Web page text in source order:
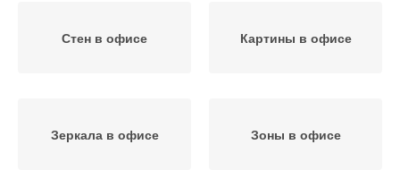
Стен в офисе Картины в офисе
Зеркала в офисе Зоны в офисе